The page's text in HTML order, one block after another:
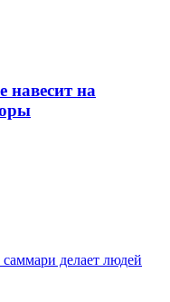
навесит на
саммари делает людей